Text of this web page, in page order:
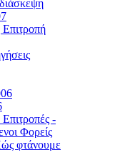
-
Φορείς
φτάνουμε